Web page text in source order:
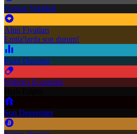
Namaz Vakitleri
Altın Fiyatları
Emtia'larda son durum!
Puan Durumu
Nöbetçi Eczaneler
Son Depremler